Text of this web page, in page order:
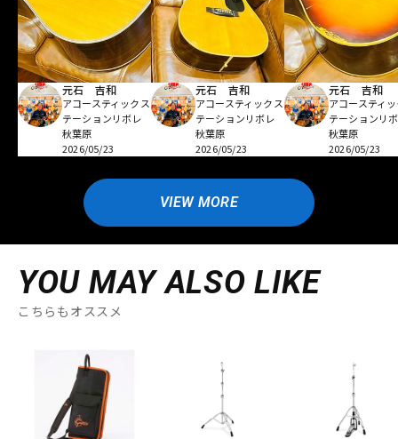
元石 吉和
アコースティックス
テーションリボレ
秋葉原
2026/05/23
元石 吉和
アコースティックス
テーションリボレ
秋葉原
2026/05/23
元石 吉和
アコースティ
テーションリ
秋葉原
2026/05/23
VIEW MORE
YOU MAY ALSO LIKE
こちらもオススメ